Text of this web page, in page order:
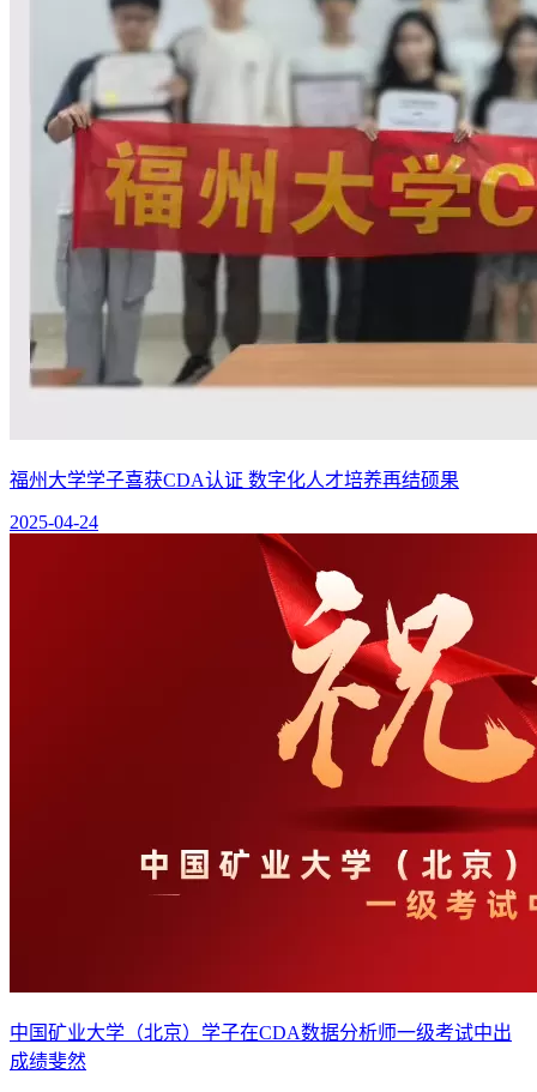
福州大学学子喜获CDA认证 数字化人才培养再结硕果
2025-04-24
中国矿业大学（北京）学子在CDA数据分析师一级考试中出
成绩斐然